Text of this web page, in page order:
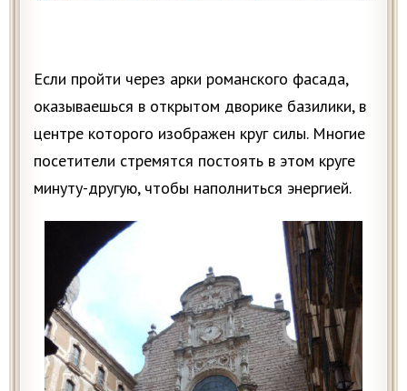
Если пройти через арки романского фасада,
оказываешься в открытом дворике базилики, в
центре которого изображен круг силы. Многие
посетители стремятся постоять в этом круге
минуту-другую, чтобы наполниться энергией.